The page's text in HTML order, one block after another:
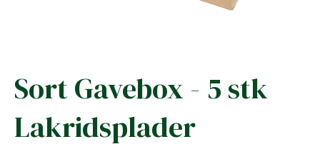
Sort Gavebox - 5 stk
Lakridsplader